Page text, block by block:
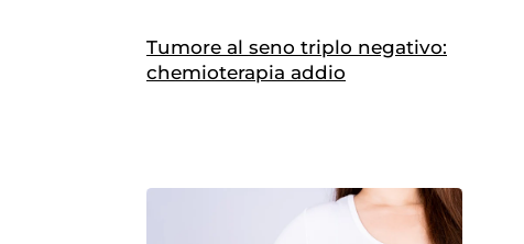
Tumore al seno triplo negativo:
chemioterapia addio